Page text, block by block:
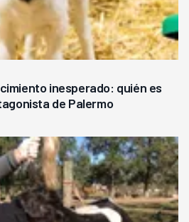
inesperado: quién es
de Palermo